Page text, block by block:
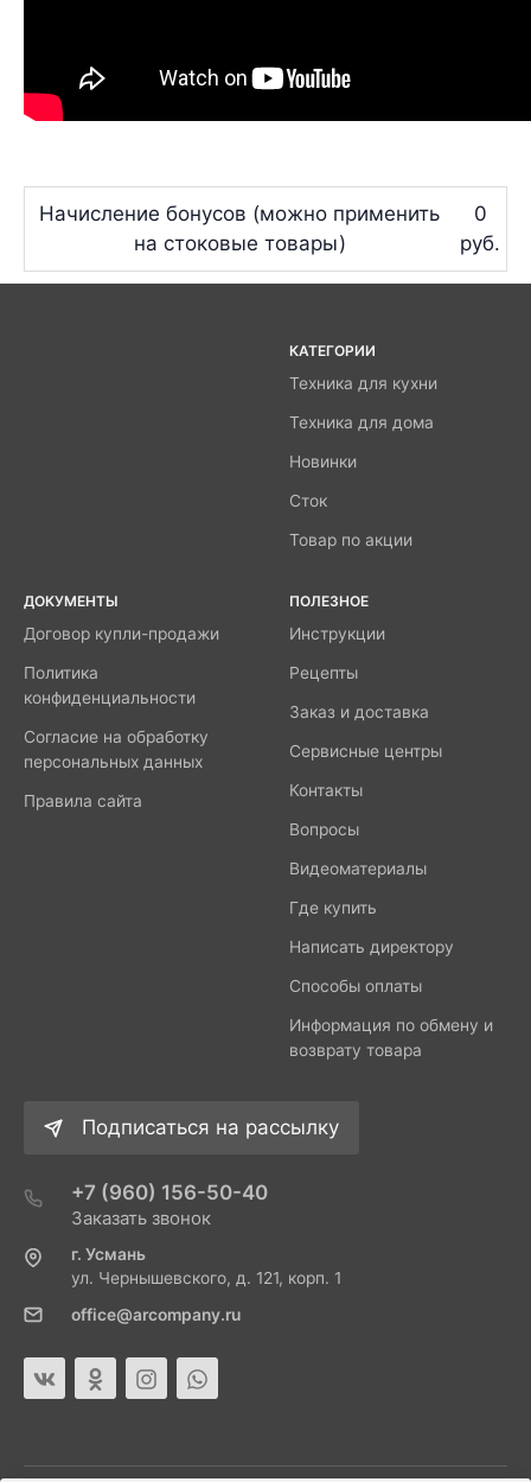
Начисление бонусов (можно применить
на стоковые товары)
0
руб.
КАТЕГОРИИ
Техника для кухни
Техника для дома
Новинки
Сток
Товар по акции
ДОКУМЕНТЫ
Договор купли-продажи
Политика
конфиденциальности
Согласие на обработку
персональных данных
Правила сайта
ПОЛЕЗНОЕ
Инструкции
Рецепты
Заказ и доставка
Сервисные центры
Контакты
Вопросы
Видеоматериалы
Где купить
Написать директору
Способы оплаты
Информация по обмену и
возврату товара
Подписаться на рассылку
+7 (960) 156-50-40
Заказать звонок
г. Усмань
ул. Чернышевского, д. 121, корп. 1
office@arcompany.ru